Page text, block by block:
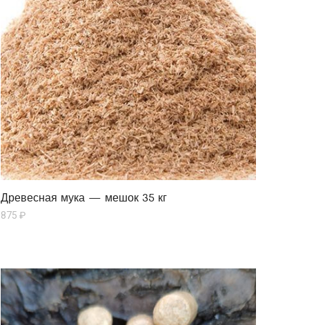
Древесная мука — мешок 35 кг
875 ₽